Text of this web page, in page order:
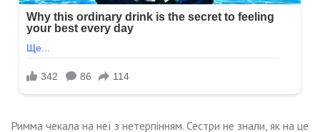
Римма чекала на неї з нетерпінням. Сестри не знали, як на це